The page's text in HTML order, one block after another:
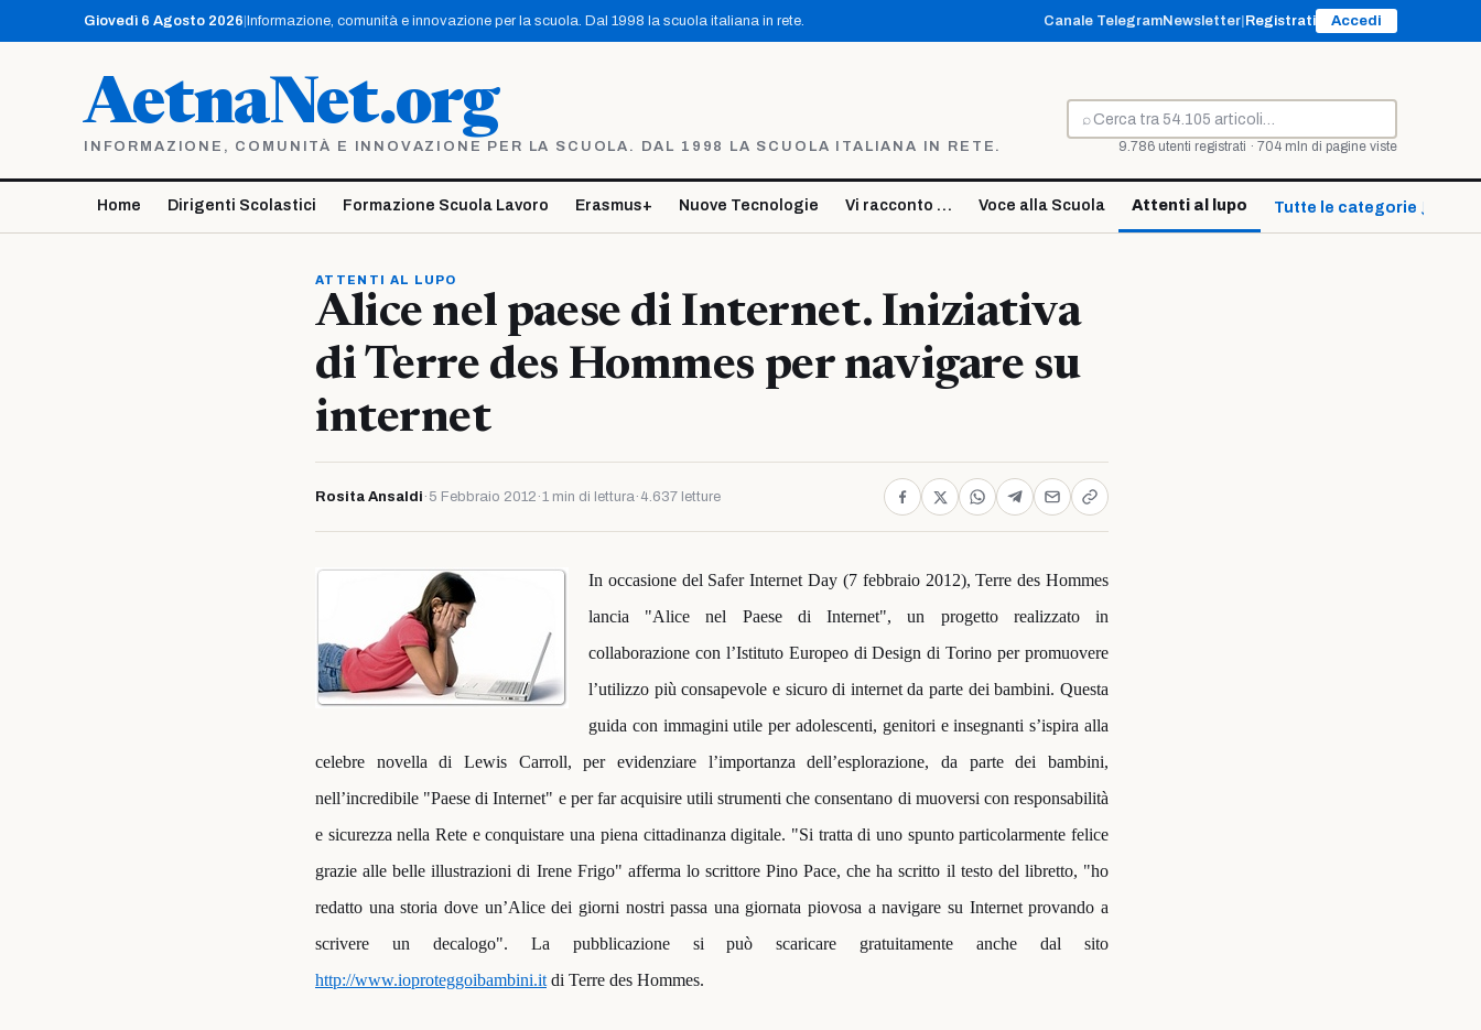
contenuto
Giovedì 6 Agosto 2026 Informazione, comunità e innovazione per la scuola. Dal 1998 la scuola italiana in rete. Canale TelegramNewsletter Registrati Accedi
AetnaNet.org
INFORMAZIONE, COMUNITÀ E INNOVAZIONE PER LA SCUOLA. DAL 1998 LA SCUOLA ITALIANA IN RETE.
⌕
Cerca
9.786 utenti registrati · 704 mln di pagine viste
Home Dirigenti Scolastici Formazione Scuola Lavoro Erasmus+ Nuove Tecnologie Vi racconto … Voce alla Scuola Attenti al lupo Tutte le categorie ↓
ATTENTI AL LUPO
Alice nel paese di Internet. Iniziativa
di Terre des Hommes per navigare su
internet
Rosita Ansaldi · 5 Febbraio 2012 ·1 min di lettura· 4.637 letture
In occasione del Safer Internet Day (7 febbraio 2012), Terre des Hommes
lancia "Alice nel Paese di Internet", un progetto realizzato in
collaborazione con l’Istituto Europeo di Design di Torino per promuovere
l’utilizzo più consapevole e sicuro di internet da parte dei bambini. Questa
guida con immagini utile per adolescenti, genitori e insegnanti s’ispira alla
celebre novella di Lewis Carroll, per evidenziare l’importanza dell’esplorazione, da parte dei bambini,
nell’incredibile "Paese di Internet" e per far acquisire utili strumenti che consentano di muoversi con responsabilità
e sicurezza nella Rete e conquistare una piena cittadinanza digitale. "Si tratta di uno spunto particolarmente felice
grazie alle belle illustrazioni di Irene Frigo" afferma lo scrittore Pino Pace, che ha scritto il testo del libretto, "ho
redatto una storia dove un’Alice dei giorni nostri passa una giornata piovosa a navigare su Internet provando a
scrivere un decalogo". La pubblicazione si può scaricare gratuitamente anche dal sito
http://www.ioproteggoibambini.it di Terre des Hommes.